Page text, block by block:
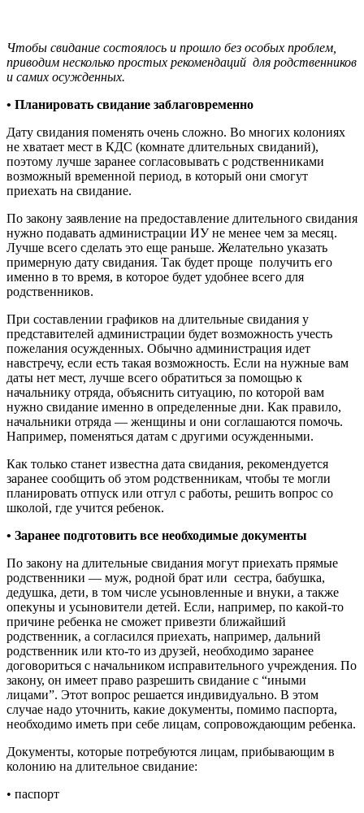
Чтобы свидание состоялось и прошло без особых проблем,
приводим несколько простых рекомендаций для родственников
и самих осужденных.
• Планировать свидание заблаговременно
Дату свидания поменять очень сложно. Во многих колониях
не хватает мест в КДС (комнате длительных свиданий),
поэтому лучше заранее согласовывать с родственниками
возможный временной период, в который они смогут
приехать на свидание.
По закону заявление на предоставление длительного свидания
нужно подавать администрации ИУ не менее чем за месяц.
Лучше всего сделать это еще раньше. Желательно указать
примерную дату свидания. Так будет проще получить его
именно в то время, в которое будет удобнее всего для
родственников.
При составлении графиков на длительные свидания у
представителей администрации будет возможность учесть
пожелания осужденных. Обычно администрация идет
навстречу, если есть такая возможность. Если на нужные вам
даты нет мест, лучше всего обратиться за помощью к
начальнику отряда, объяснить ситуацию, по которой вам
нужно свидание именно в определенные дни. Как правило,
начальники отряда — женщины и они соглашаются помочь.
Например, поменяться датам с другими осужденными.
Как только станет известна дата свидания, рекомендуется
заранее сообщить об этом родственникам, чтобы те могли
планировать отпуск или отгул с работы, решить вопрос со
школой, где учится ребенок.
• Заранее подготовить все необходимые документы
По закону на длительные свидания могут приехать прямые
родственники — муж, родной брат или сестра, бабушка,
дедушка, дети, в том числе усыновленные и внуки, а также
опекуны и усыновители детей. Если, например, по какой-то
причине ребенка не сможет привезти ближайший
родственник, а согласился приехать, например, дальний
родственник или кто-то из друзей, необходимо заранее
договориться с начальником исправительного учреждения. По
закону, он имеет право разрешить свидание с “иными
лицами”. Этот вопрос решается индивидуально. В этом
случае надо уточнить, какие документы, помимо паспорта,
необходимо иметь при себе лицам, сопровождающим ребенка.
Документы, которые потребуются лицам, прибывающим в
колонию на длительное свидание:
• паспорт